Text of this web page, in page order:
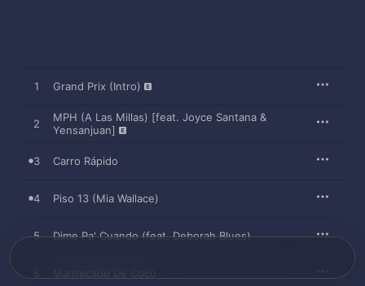
1 Grand Prix (Intro)
2
MPH (A Las Millas) [feat. Joyce Santana &
Yensanjuan]
3 Carro Rápido
4 Piso 13 (Mia Wallace)
5 Dime Pa' Cuando (feat. Deborah Blues)